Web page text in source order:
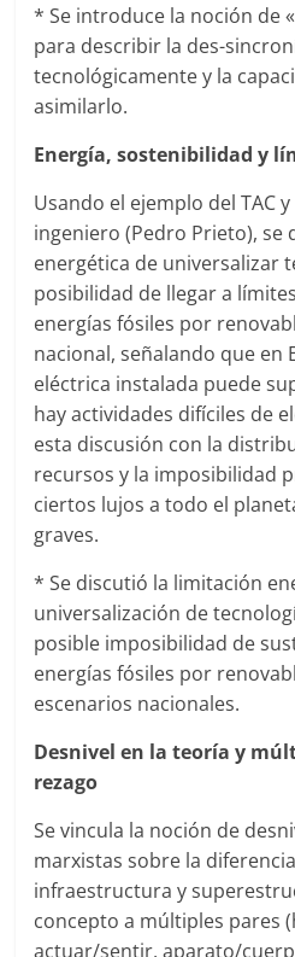
* Se introduce la noción de
para describir la des-
tecnológicamente y la
asimilarlo.
Energía, sostenibilidad y
Usando el ejemplo del TAC
ingeniero (Pedro Prieto), se
energética de universalizar
posibilidad de llegar a
energías fósiles por
nacional, señalando que en
eléctrica instalada puede
hay actividades difíciles de
esta discusión con la
recursos y la imposibilidad
ciertos lujos a todo el
graves.
* Se discutió la limitación
universalización de
posible imposibilidad de
energías fósiles por
escenarios nacionales.
Desnivel en la teoría y
rezago
Se vincula la noción de
marxistas sobre la
infraestructura y
concepto a múltiples pares
actuar/sentir, aparato/